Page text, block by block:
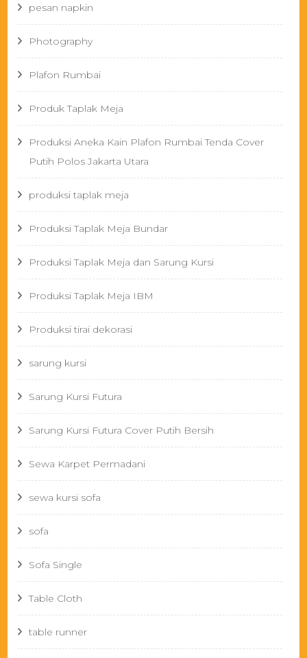
pesan napkin
Photography
Plafon Rumbai
Produk Taplak Meja
Produksi Aneka Kain Plafon Rumbai Tenda Cover
Putih Polos Jakarta Utara
produksi taplak meja
Produksi Taplak Meja Bundar
Produksi Taplak Meja dan Sarung Kursi
Produksi Taplak Meja IBM
Produksi tirai dekorasi
sarung kursi
Sarung Kursi Futura
Sarung Kursi Futura Cover Putih Bersih
Sewa Karpet Permadani
sewa kursi sofa
sofa
Sofa Single
Table Cloth
table runner